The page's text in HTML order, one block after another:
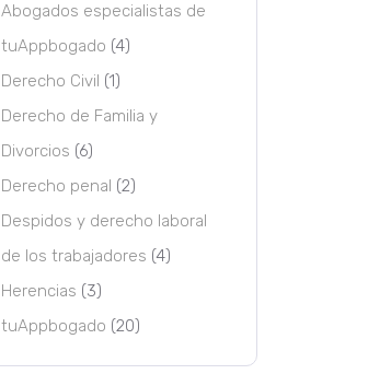
Abogados especialistas de
tuAppbogado (4)
Derecho Civil (1)
Derecho de Familia y
Divorcios (6)
Derecho penal (2)
Despidos y derecho laboral
de los trabajadores (4)
Herencias (3)
tuAppbogado (20)